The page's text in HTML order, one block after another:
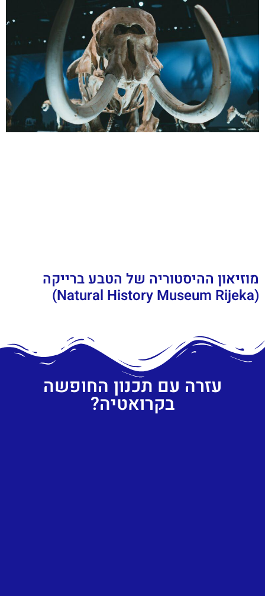
מוזיאון ההיסטוריה של הטבע ברייקה
(Natural History Museum Rijeka)
עזרה עם תכנון החופשה
בקרואטיה?